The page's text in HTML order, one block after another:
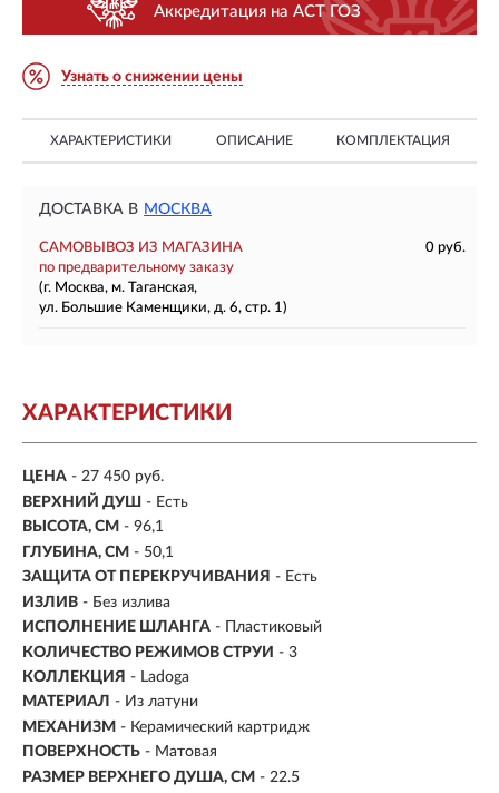
Аккредитация на АСТ ГОЗ
Узнать о снижении цены
ХАРАКТЕРИСТИКИ ОПИСАНИЕ КОМПЛЕКТАЦИЯ
ДОСТАВКА В МОСКВА
САМОВЫВОЗ ИЗ МАГАЗИНА
0 руб.
по предварительному заказу
(г. Москва, м. Таганская,
ул. Большие Каменщики, д. 6, стр. 1)
ХАРАКТЕРИСТИКИ
ЦЕНА - 27 450 руб.
ВЕРХНИЙ ДУШ - Есть
ВЫСОТА, СМ - 96,1
ГЛУБИНА, СМ - 50,1
ЗАЩИТА ОТ ПЕРЕКРУЧИВАНИЯ - Есть
ИЗЛИВ - Без излива
ИСПОЛНЕНИЕ ШЛАНГА - Пластиковый
КОЛИЧЕСТВО РЕЖИМОВ СТРУИ - 3
КОЛЛЕКЦИЯ - Ladoga
МАТЕРИАЛ - Из латуни
МЕХАНИЗМ - Керамический картридж
ПОВЕРХНОСТЬ - Матовая
РАЗМЕР ВЕРХНЕГО ДУША, СМ - 22.5